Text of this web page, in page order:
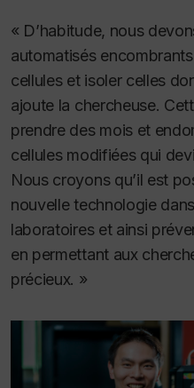
« D’habitude, nous
automatisés
cellules et isoler celles
ajoute la chercheuse.
prendre des mois et
cellules modifiées qui
Nous croyons qu’il est
nouvelle technologie
laboratoires et ainsi
en permettant aux
précieux. »